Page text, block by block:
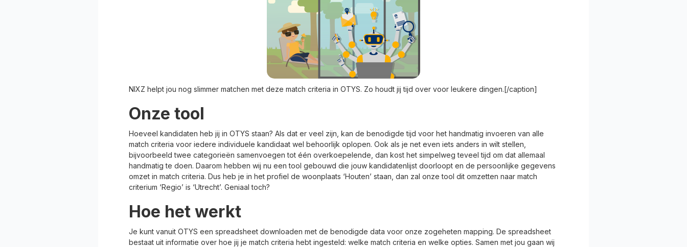
NIXZ helpt jou nog slimmer matchen met deze match criteria in OTYS. Zo houdt jij tijd over voor leukere dingen.[/caption]
Onze tool
Hoeveel kandidaten heb jij in OTYS staan? Als dat er veel zijn, kan de benodigde tijd voor het handmatig invoeren van alle
match criteria voor iedere individuele kandidaat wel behoorlijk oplopen. Ook als je net even iets anders in wilt stellen,
bijvoorbeeld twee categorieën samenvoegen tot één overkoepelende, dan kost het simpelweg teveel tijd om dat allemaal
handmatig te doen. Daarom hebben wij nu een tool gebouwd die jouw kandidatenlijst doorloopt en de persoonlijke gegevens
omzet in match criteria. Dus heb je in het profiel de woonplaats ‘Houten’ staan, dan zal onze tool dit omzetten naar match
criterium ‘Regio’ is ‘Utrecht’. Geniaal toch?
Hoe het werkt
Je kunt vanuit OTYS een spreadsheet downloaden met de benodigde data voor onze zogeheten mapping. De spreadsheet
bestaat uit informatie over hoe jij je match criteria hebt ingesteld: welke match criteria en welke opties. Samen met jou gaan wij